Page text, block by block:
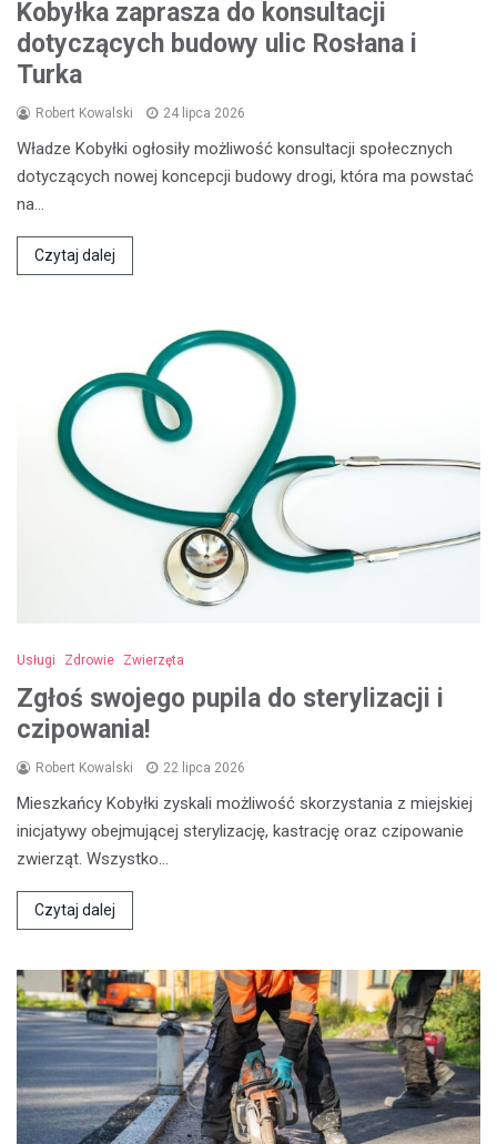
Kobyłka zaprasza do konsultacji
dotyczących budowy ulic Rosłana i
Turka
Robert Kowalski 24 lipca 2026
Władze Kobyłki ogłosiły możliwość konsultacji społecznych
dotyczących nowej koncepcji budowy drogi, która ma powstać
na…
Czytaj dalej
Usługi Zdrowie Zwierzęta
Zgłoś swojego pupila do sterylizacji i
czipowania!
Robert Kowalski 22 lipca 2026
Mieszkańcy Kobyłki zyskali możliwość skorzystania z miejskiej
inicjatywy obejmującej sterylizację, kastrację oraz czipowanie
zwierząt. Wszystko…
Czytaj dalej